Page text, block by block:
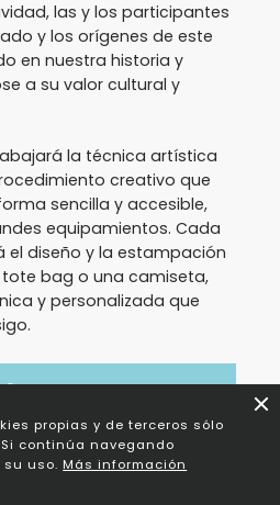
las y los participantes
y los orígenes de este
en nuestra historia y
a su valor cultural y
la técnica artística
creativo que
sencilla y accesible,
equipamientos. Cada
el diseño y la estampación
bag o una camiseta,
y personalizada que
9 años
propias y de terceros sólo
continúa navegando
uso. Más información